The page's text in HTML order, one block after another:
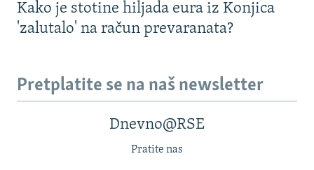
Kako je stotine hiljada eura iz Konjica
'zalutalo' na račun prevaranata?
Pretplatite se na naš newsletter
Dnevno@RSE
Pratite nas